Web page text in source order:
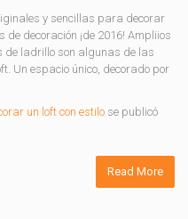
y sencillas para decorar
de decoración ¡de 2016! Ampliios
de ladrillo son algunas de las
Un espacio único, decorado por
un loft con estilo se publicó
Read More